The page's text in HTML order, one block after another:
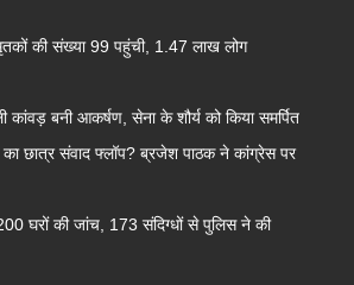
की संख्या 99 पहुंची, 1.47 लाख लोग
कांवड़ बनी आकर्षण, सेना के शौर्य को किया समर्पित
का छात्र संवाद फ्लॉप? ब्रजेश पाठक ने कांग्रेस पर
घरों की जांच, 173 संदिग्धों से पुलिस ने की